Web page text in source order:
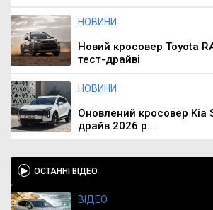
НОВИНИ
Новий кросовер Toyota
тест-драйві
НОВИНИ
Оновлений кросовер Kia
драйв 2026 р...
ОСТАННІ ВІДЕО
ВІДЕО